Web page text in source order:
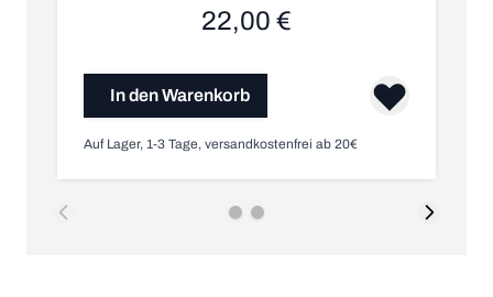
22,00 €
In den Warenkorb
Auf Lager, 1-3 Tage, versandkostenfrei ab 20€